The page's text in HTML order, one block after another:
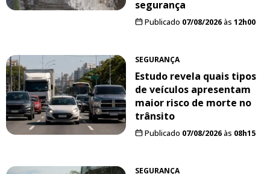
segurança
Publicado 07/08/2026às 12h00
SEGURANÇA
Estudo revela quais tipos
de veículos apresentam
maior risco de morte no
trânsito
Publicado 07/08/2026às 08h15
SEGURANÇA